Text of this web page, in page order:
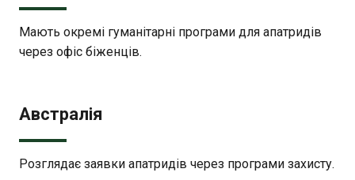
Мають окремі гуманітарні програми для апатридів
через офіс біженців.
Австралія
Розглядає заявки апатридів через програми захисту.